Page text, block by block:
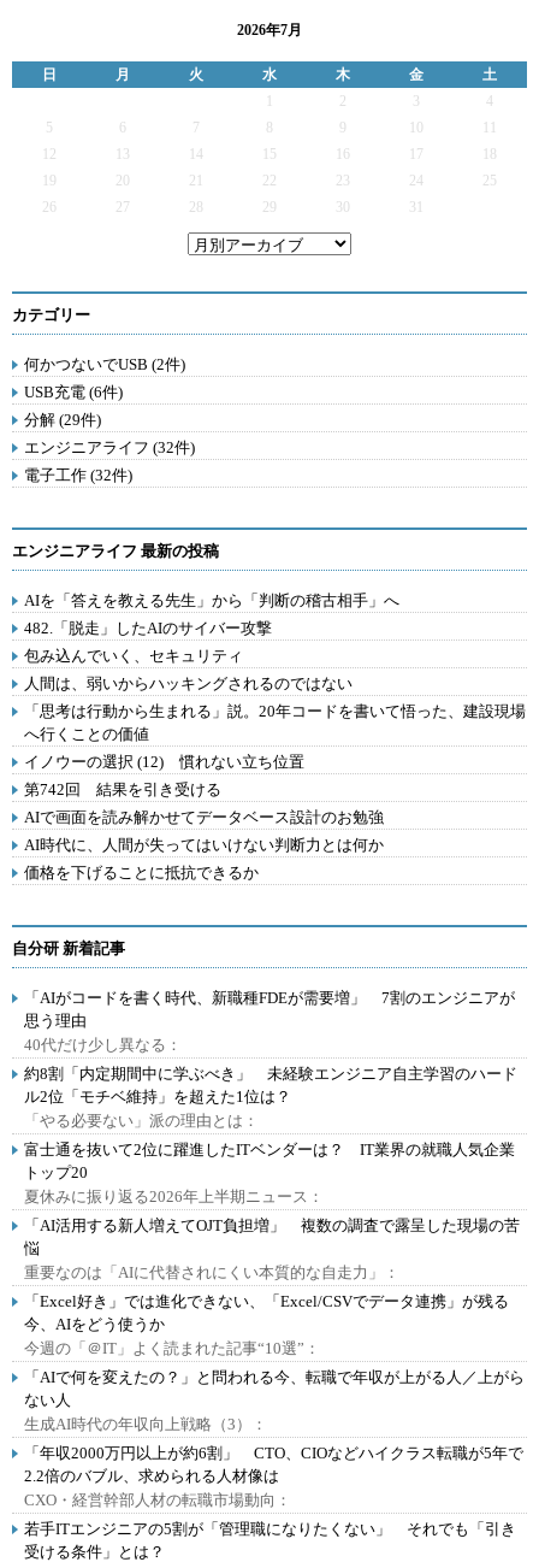
2026年7月
日 月 火 水 木 金
土
2 3
4
5
6 7 9
12
13 14 15 16 17
19
20 21 22 23 24
25
26
27 28 29 30 31
カテゴリー
何かつないでUSB (2件)
USB充電 (6件)
分解 (29件)
エンジニアライフ (32件)
電子工作 (32件)
エンジニアライフ 最新の投稿
AIを「答えを教える先生」から「判断の稽古相手」へ
482.「脱走」したAIのサイバー攻撃
包み込んでいく、セキュリティ
人間は、弱いからハッキングされるのではない
「思考は行動から生まれる」説。20年コードを書いて悟った、建設現場
へ行くことの価値
イノウーの選択 (12) 慣れない立ち位置
第742回 結果を引き受ける
AIで画面を読み解かせてデータベース設計のお勉強
AI時代に、人間が失ってはいけない判断力とは何か
価格を下げることに抵抗できるか
自分研 新着記事
「AIがコードを書く時代、新職種FDEが需要増」 7割のエンジニアが
思う理由
40代だけ少し異なる：
約8割「内定期間中に学ぶべき」 未経験エンジニア自主学習のハード
ル2位「モチベ維持」を超えた1位は？
「やる必要ない」派の理由とは：
富士通を抜いて2位に躍進したITベンダーは？ IT業界の就職人気企業
トップ20
夏休みに振り返る2026年上半期ニュース：
「AI活用する新人増えてOJT負担増」 複数の調査で露呈した現場の苦
悩
重要なのは「AIに代替されにくい本質的な自走力」：
「Excel好き」では進化できない、「Excel/CSVでデータ連携」が残る
今、AIをどう使うか
今週の「＠IT」よく読まれた記事“10選”：
「AIで何を変えたの？」と問われる今、転職で年収が上がる人／上がら
ない人
生成AI時代の年収向上戦略（3）：
「年収2000万円以上が約6割」 CTO、CIOなどハイクラス転職が5年で
2.2倍のバブル、求められる人材像は
CXO・経営幹部人材の転職市場動向：
若手ITエンジニアの5割が「管理職になりたくない」 それでも「引き
受ける条件」とは？